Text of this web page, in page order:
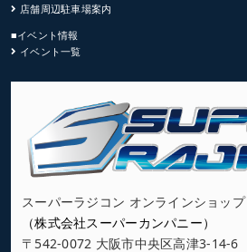
店舗周辺駐車場案内
■イベント情報
イベント一覧
スーパーラジコン オンラインショップ
（株式会社スーパーカンパニー）
〒542-0072 大阪市中央区高津3-14-6